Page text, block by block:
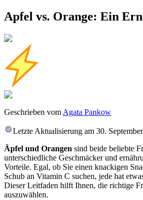
Apfel vs. Orange: Ein
Geschrieben vom Agata Pankow
Letzte Aktualisierung am 30.
Äpfel und Orangen sind beide beliebte
unterschiedliche Geschmäcker und
Vorteile. Egal, ob Sie einen knackigen
Schub an Vitamin C suchen, jede hat
Dieser Leitfaden hilft Ihnen, die richtige
auszuwählen.